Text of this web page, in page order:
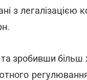
з легалізацією
та зробивши